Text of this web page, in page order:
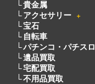
貴金属
アクセサリー
＋
宝石
自転車
パチンコ・パチスロ
遺品買取
宅配買取
不用品買取